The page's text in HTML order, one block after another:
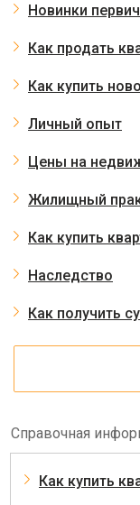
Новинки
Как продать
Как купить
Личный опыт
Цены на
Жилищный
Как купить
Наследство
Как получить
Справочная
Как купить